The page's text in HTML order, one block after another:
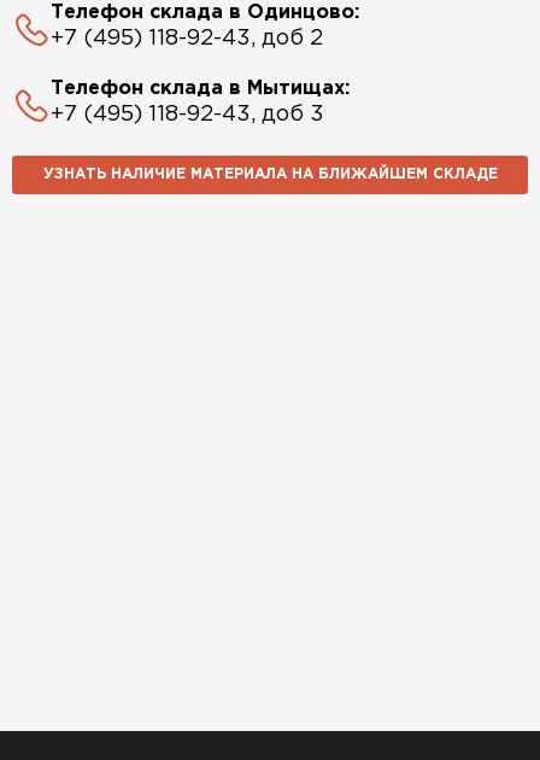
Телефон склада в Одинцово:
+7 (495) 118-92-43, доб 2
Телефон склада в Мытищах:
+7 (495) 118-92-43, доб 3
УЗНАТЬ НАЛИЧИЕ МАТЕРИАЛА НА БЛИЖАЙШЕМ СКЛАДЕ